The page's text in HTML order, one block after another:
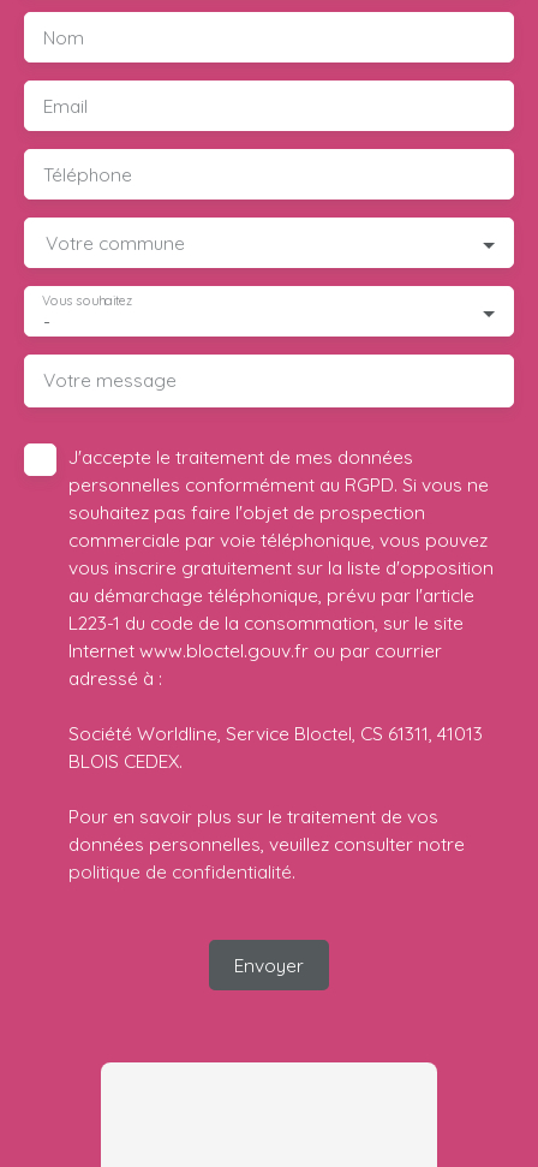
Nom
Email
Téléphone
Votre commune
-
Vous souhaitez
Votre message
J'accepte le traitement de mes données
personnelles conformément au RGPD. Si vous ne
souhaitez pas faire l'objet de prospection
commerciale par voie téléphonique, vous pouvez
vous inscrire gratuitement sur la liste d'opposition
au démarchage téléphonique, prévu par l'article
L223-1 du code de la consommation, sur le site
Internet www.bloctel.gouv.fr ou par courrier
adressé à :
Société Worldline, Service Bloctel, CS 61311, 41013
BLOIS CEDEX.
Pour en savoir plus sur le traitement de vos
données personnelles, veuillez consulter notre
politique de confidentialité.
Envoyer